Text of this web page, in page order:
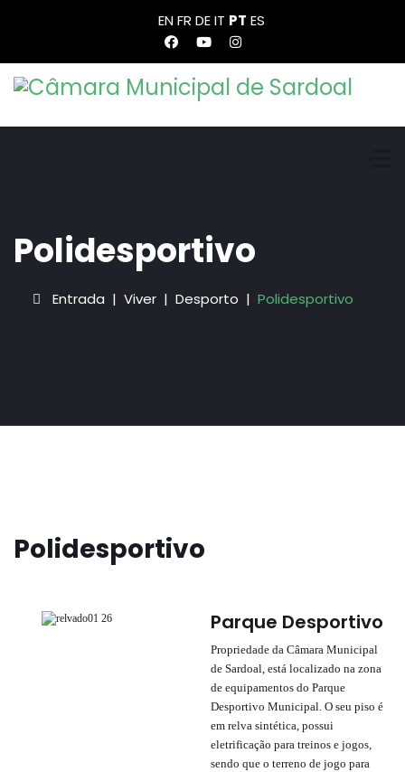
ENFR DEIT PT ES
Polidesportivo
Entrada Viver Desporto Polidesportivo
Polidesportivo
Parque Desportivo
Propriedade da Câmara Municipal
de Sardoal, está localizado na zona
de equipamentos do Parque
Desportivo Municipal. O seu piso é
em relva sintética, possui
eletrificação para treinos e jogos,
sendo que o terreno de jogo para